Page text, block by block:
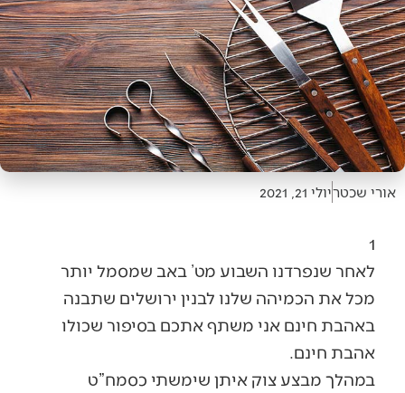
אורי שכטריולי 21, 2021
1
לאחר שנפרדנו השבוע מט’ באב שמסמל יותר
מכל את הכמיהה שלנו לבנין ירושלים שתבנה
באהבת חינם אני משתף אתכם בסיפור שכולו
אהבת חינם.
במהלך מבצע צוק איתן שימשתי כסמח”ט